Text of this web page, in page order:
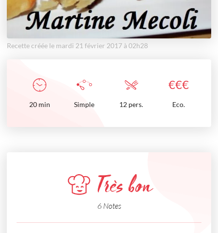
Recette créée le mardi 21 février 2017 à 02h28
€€€
20 min Simple 12 pers. Eco.
Très bon
6 Notes